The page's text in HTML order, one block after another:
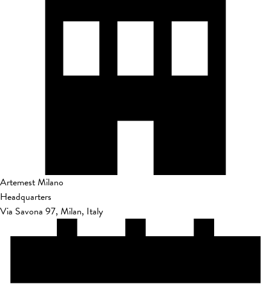
Artemest Milano
Headquarters
Via Savona 97, Milan, Italy